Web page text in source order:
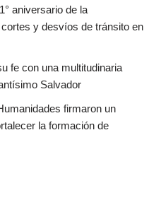
aniversario de la
y desvíos de tránsito en
fe con una multitudinaria
Salvador
firmaron un
la formación de